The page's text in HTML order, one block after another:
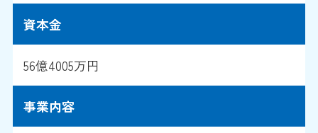
資本金
56億4005万円
事業内容